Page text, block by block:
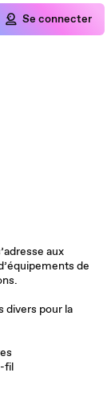
Se connecter
aux
de
divers pour la
fil